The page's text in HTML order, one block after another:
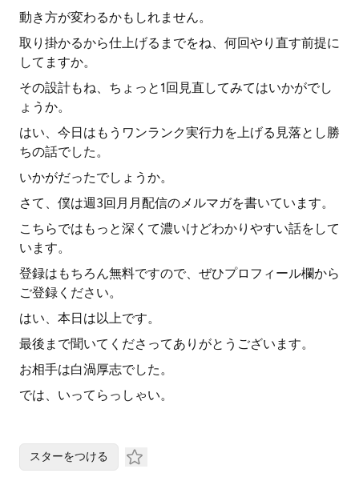
動き方が変わるかもしれません。
取り掛かるから仕上げるまでをね、何回やり直す前提に
してますか。
その設計もね、ちょっと1回見直してみてはいかがでし
ょうか。
はい、今日はもうワンランク実行力を上げる見落とし勝
ちの話でした。
いかがだったでしょうか。
さて、僕は週3回月月配信のメルマガを書いています。
こちらではもっと深くて濃いけどわかりやすい話をして
います。
登録はもちろん無料ですので、ぜひプロフィール欄から
ご登録ください。
はい、本日は以上です。
最後まで聞いてくださってありがとうございます。
お相手は白渦厚志でした。
では、いってらっしゃい。
スターをつける